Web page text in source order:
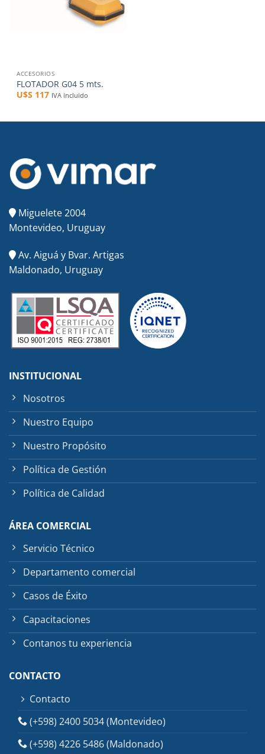
ACCESORIOS
FLOTADOR G04 5 mts.
U$S 117 IVA incluido
Miguelete 2004
Montevideo, Uruguay
Av. Aiguá y Bvar. Artigas
Maldonado, Uruguay
INSTITUCIONAL
Nosotros
Nuestro Equipo
Nuestro Propósito
Política de Gestión
Política de Calidad
ÁREA COMERCIAL
Servicio Técnico
Departamento comercial
Casos de Éxito
Capacitaciones
Contanos tu experiencia
CONTACTO
Contacto
(+598) 2400 5034 (Montevideo)
(+598) 4226 5486 (Maldonado)